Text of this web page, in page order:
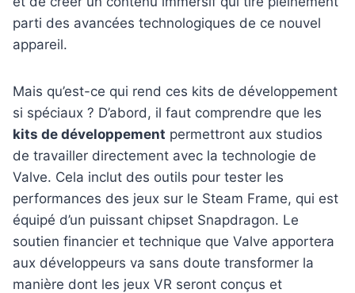
parti des avancées technologiques de ce nouvel
appareil.
Mais qu’est-ce qui rend ces kits de développement
si spéciaux ? D’abord, il faut comprendre que les
kits de développement permettront aux studios
de travailler directement avec la technologie de
Valve. Cela inclut des outils pour tester les
performances des jeux sur le Steam Frame, qui est
équipé d’un puissant chipset Snapdragon. Le
soutien financier et technique que Valve apportera
aux développeurs va sans doute transformer la
manière dont les jeux VR seront conçus et